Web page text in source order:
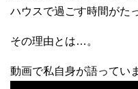
ハウスで過ごす時間がた
その理由とは…。
動画で私自身が語ってい